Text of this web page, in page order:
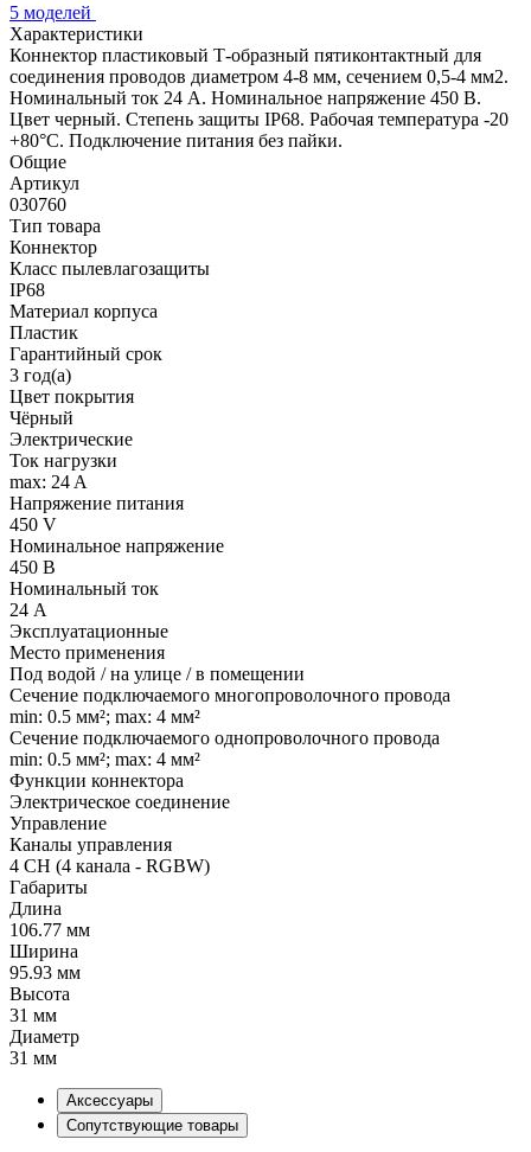
5 моделей
Характеристики
Коннектор пластиковый Т-образный пятиконтактный для
соединения проводов диаметром 4-8 мм, сечением 0,5-4 мм2.
Номинальный ток 24 А. Номинальное напряжение 450 В.
Цвет черный. Степень защиты IP68. Рабочая температура -20
+80°С. Подключение питания без пайки.
Общие
Артикул
030760
Тип товара
Коннектор
Класс пылевлагозащиты
IP68
Материал корпуса
Пластик
Гарантийный срок
3 год(а)
Цвет покрытия
Чёрный
Электрические
Ток нагрузки
max: 24 A
Напряжение питания
450 V
Номинальное напряжение
450 В
Номинальный ток
24 А
Эксплуатационные
Место применения
Под водой / на улице / в помещении
Сечение подключаемого многопроволочного провода
min: 0.5 мм²; max: 4 мм²
Сечение подключаемого однопроволочного провода
min: 0.5 мм²; max: 4 мм²
Функции коннектора
Электрическое соединение
Управление
Каналы управления
4 CH (4 канала - RGBW)
Габариты
Длина
106.77 мм
Ширина
95.93 мм
Высота
31 мм
Диаметр
31 мм
Аксессуары
Сопутствующие товары